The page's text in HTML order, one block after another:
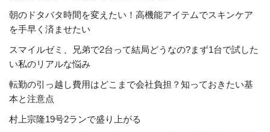
朝のドタバタ時間を変えたい！高機能アイテムでスキンケア
を手早く済ませたい
スマイルゼミ、兄弟で2台って結局どうなの?まず1台で試した
い私のリアルな悩み
転勤の引っ越し費用はどこまで会社負担？知っておきたい基
本と注意点
村上宗隆19号2ランで盛り上がる